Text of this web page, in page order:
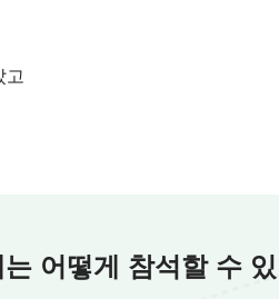
고
어떻게 참석할 수